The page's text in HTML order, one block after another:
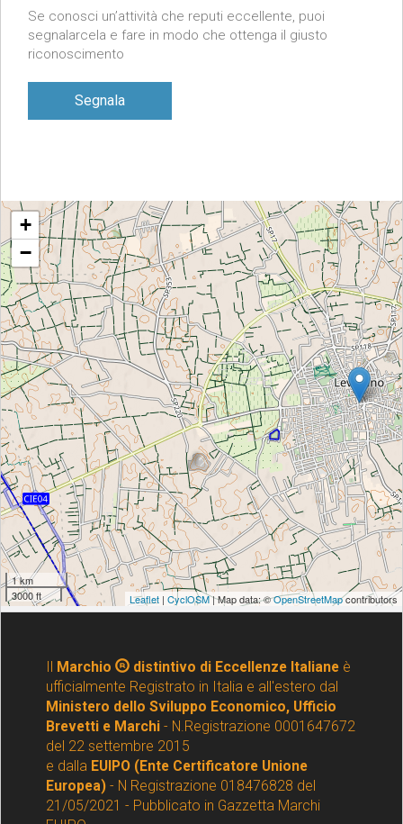
Se conosci un’attività che reputi eccellente, puoi
segnalarcela e fare in modo che ottenga il giusto
riconoscimento
Segnala
Il Marchio distintivo di Eccellenze Italianeè
ufficialmente Registrato in Italia e all'estero dal
Ministero dello Sviluppo Economico, Ufficio
Brevetti e Marchi - N.Registrazione 0001647672
del 22 settembre 2015
e dalla EUIPO (Ente Certificatore Unione
Europea) - N Registrazione 018476828 del
21/05/2021 - Pubblicato in Gazzetta Marchi